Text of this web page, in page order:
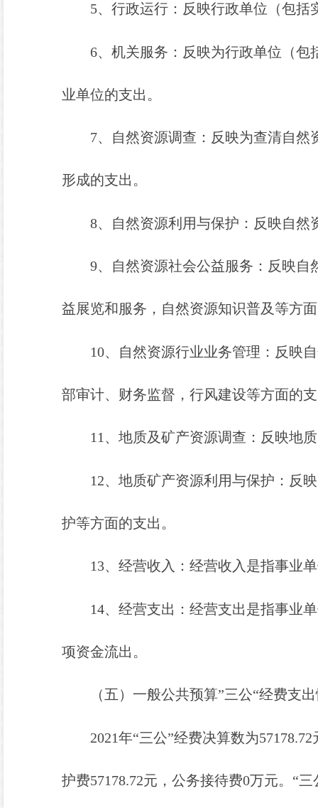
5、行政运行：反映行政单位（包
6、机关服务：反映为行政单位（
业单位的支出。
7、自然资源调查：反映为查清自
形成的支出。
8、自然资源利用与保护：反映自
9、自然资源社会公益服务：反映
益展览和服务，自然资源知识普及等方
10、自然资源行业业务管理：反映
部审计、财务监督，行风建设等方面的
11 、地质及矿产资源调查：反映地
12、地质矿产资源利用与保护：反
护等方面的支出。
13、经营收入：经营收入是指事业
14、经营支出：经营支出是指事业
项资金流出。
（五） 一般公共预算”三公“经费支
2021年“三公”经费决算数为57178.72
护费57178.72元，公务接待费0万元。 “三